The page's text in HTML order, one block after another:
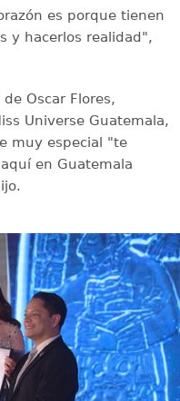
es porque tienen
y hacerlos realidad",
Oscar Flores,
Universe Guatemala,
muy especial "te
en Guatemala